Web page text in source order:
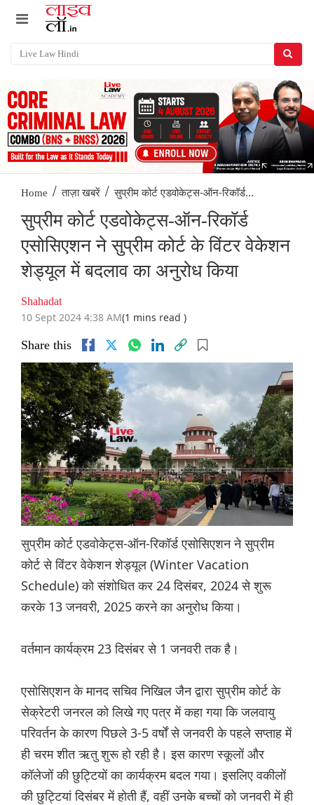
Home / ताज़ा खबरें / सुप्रीम कोर्ट एडवोकेट्स-ऑन-रिकॉर्ड...
सुप्रीम कोर्ट एडवोकेट्स-ऑन-रिकॉर्ड
एसोसिएशन ने सुप्रीम कोर्ट के विंटर वेकेशन
शेड्यूल में बदलाव का अनुरोध किया
Shahadat
10 Sept 2024 4:38 AM(1 mins read )
Share this
सुप्रीम कोर्ट एडवोकेट्स-ऑन-रिकॉर्ड एसोसिएशन ने सुप्रीम
कोर्ट से विंटर वेकेशन शेड्यूल (Winter Vacation
Schedule) को संशोधित कर 24 दिसंबर, 2024 से शुरू
करके 13 जनवरी, 2025 करने का अनुरोध किया।
वर्तमान कार्यक्रम 23 दिसंबर से 1 जनवरी तक है।
एसोसिएशन के मानद सचिव निखिल जैन द्वारा सुप्रीम कोर्ट के
सेक्रेटरी जनरल को लिखे गए पत्र में कहा गया कि जलवायु
परिवर्तन के कारण पिछले 3-5 वर्षों से जनवरी के पहले सप्ताह में
ही चरम शीत ऋतु शुरू हो रही है। इस कारण स्कूलों और
कॉलेजों की छुट्टियों का कार्यक्रम बदल गया। इसलिए वकीलों
की छुट्टियां दिसंबर में होती हैं, वहीं उनके बच्चों को जनवरी में ही